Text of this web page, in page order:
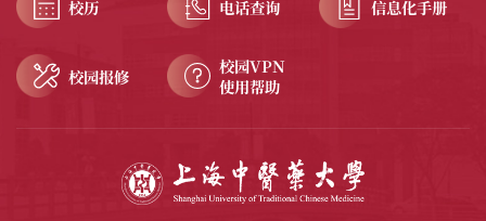
校历 电话查询 信息化手册
校园报修
校园VPN
使用帮助